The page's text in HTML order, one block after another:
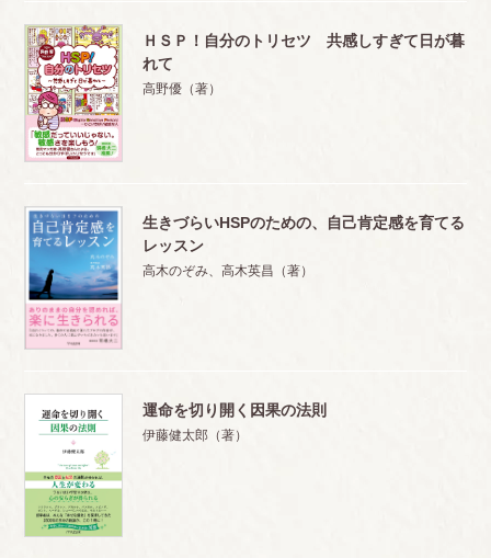
ＨＳＰ！自分のトリセツ 共感しすぎて日が暮
れて
高野優（著）
生きづらいHSPのための、自己肯定感を育てる
レッスン
高木のぞみ、高木英昌（著）
運命を切り開く因果の法則
伊藤健太郎（著）